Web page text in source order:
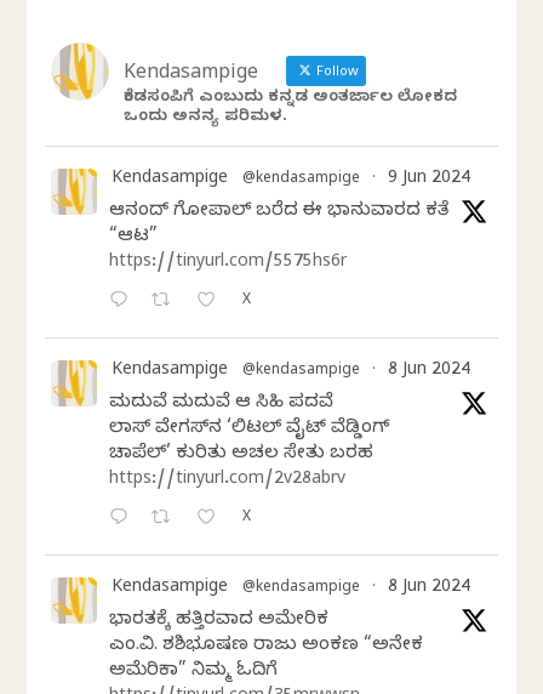
Kendasampige Follow
ಕೆಂಡಸಂಪಿಗೆ ಎಂಬುದು ಕನ್ನಡ ಅಂತರ್ಜಾಲ ಲೋಕದ
ಒಂದು ಅನನ್ಯ ಪರಿಮಳ.
Kendasampige @kendasampige · 9 Jun 2024
ಆನಂದ್‌ ಗೋಪಾಲ್‌ ಬರೆದ ಈ ಭಾನುವಾರದ ಕತೆ
“ಆಟ”
https://tinyurl.com/5575hs6r
X
Kendasampige @kendasampige · 8 Jun 2024
ಮದುವೆ ಮದುವೆ ಆ ಸಿಹಿ ಪದವೆ
ಲಾಸ್‌ ವೇಗಸ್‌ನ ‘ಲಿಟಲ್ ವೈಟ್ ವೆಡ್ಡಿಂಗ್
ಚಾಪೆಲ್’ ಕುರಿತು ಅಚಲ ಸೇತು ಬರಹ
https://tinyurl.com/2v28abrv
X
Kendasampige @kendasampige · 8 Jun 2024
ಭಾರತಕ್ಕೆ ಹತ್ತಿರವಾದ ಅಮೇರಿಕ
ಎಂ.ವಿ. ಶಶಿಭೂಷಣ ರಾಜು ಅಂಕಣ “ಅನೇಕ
ಅಮೆರಿಕಾ” ನಿಮ್ಮ ಓದಿಗೆ